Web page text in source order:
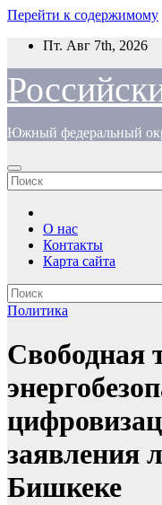
Перейти к содержимому
Пт. Авг 7th, 2026
Южный федеральный
О нас
Контакты
Карта сайта
Политика
Свободная
заявления
Бишкеке